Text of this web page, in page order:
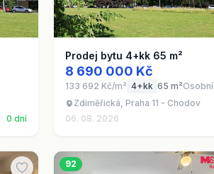
0 dní
Prodej bytu 4+kk 65 m²
8 690 000 Kč
133 692 Kč/m² 4+kk 65 m²Osobní
Zdiměřická, Praha 11 - Chodov
06. 08. 2026
92